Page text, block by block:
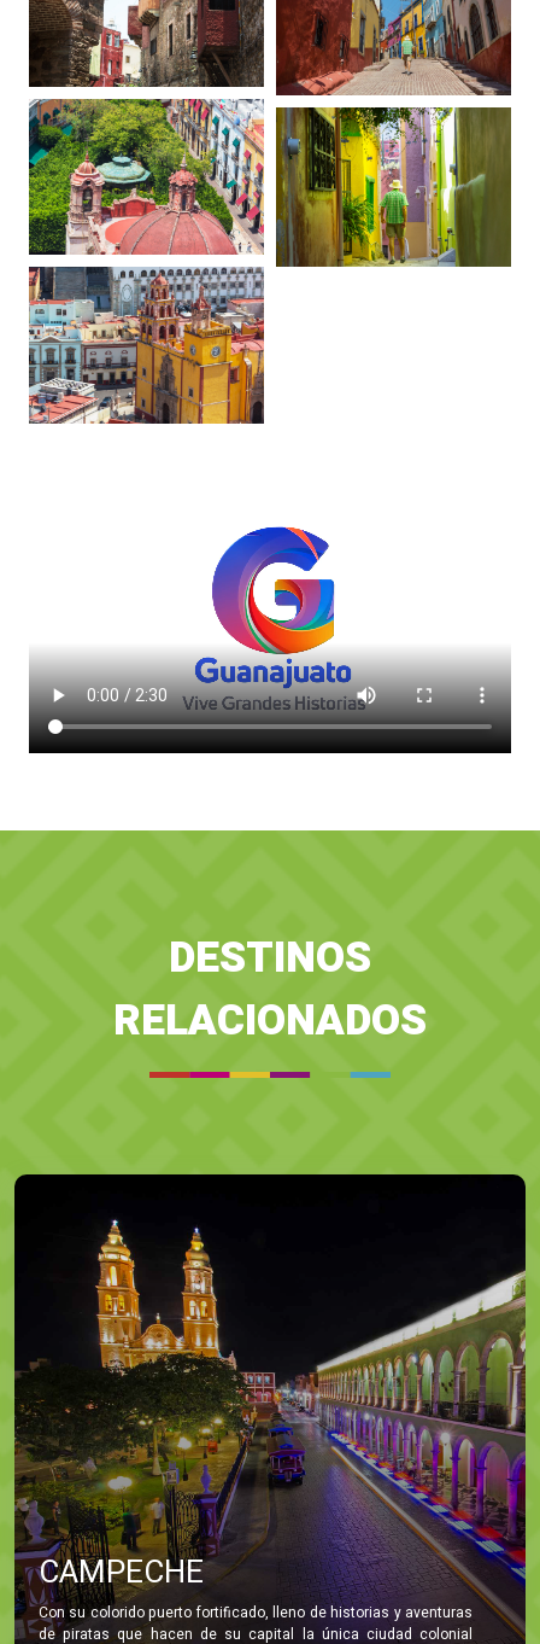
DESTINOS
RELACIONADOS
CAMPECHE
Con su colorido puerto fortificado, lleno de historias y aventuras
de piratas que hacen de su capital la única ciudad colonial